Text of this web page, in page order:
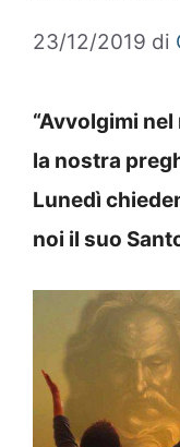
23/12/2019 di
“Avvolgimi
la nostra
Lunedì
noi il suo